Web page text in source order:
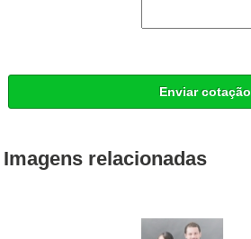
Enviar cotação
Imagens relacionadas